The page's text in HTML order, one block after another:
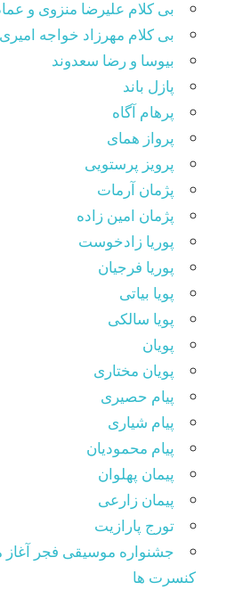
بی کلام علیرضا منزوی و
بی کلام مهرزاد خواجه امیری
بیوسا و رضا سعدوند
پازل باند
پرهام آگاه
پرواز همای
پرویز پرستویی
پژمان آرمات
پژمان امین زاده
پوریا زادخوست
پوریا فرجیان
پویا بیاتی
پویا سالکی
پویان
پویان مختاری
پیام حصیری
پیام شیاری
پیام محمودیان
پیمان پهلوان
پیمان زارعی
تورج پارازیت
جشنواره موسیقی فجر
کنسرت ها